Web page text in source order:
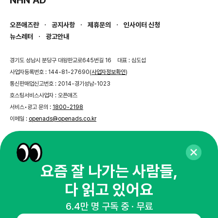
오픈애즈란 공지사항 제휴문의
인사이터 신청
뉴스레터
광고안내
경기도 성남시 분당구 대왕판교로645번길 16
대표 : 심도섭
사업자등록번호 : 144-81-27690(사업자정보확인)
통신판매업신고번호 : 2014-경기성남-1023
호스팅서비스사업자 : 오픈애즈
서비스•광고 문의 : 1800-2198
이메일 : openads@openads.co.kr
이용약관개인정보처리방침
threadkakaotalk
© NHN AD. All rights reserved.
요즘 잘 나가는 사람들,
다 읽고 있어요
6.4만 명 구독 중 · 무료